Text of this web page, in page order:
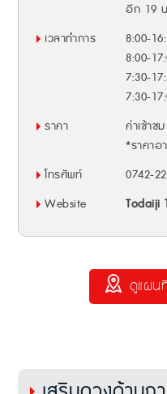
อีก 19
เวลาทำการ
8:00-
8:00-
7:30-
7:30-
ราคา
ค่าเข้าช
*ราคาอ
โทรศัพท์
0742-
Website
Todaiji
ดูแผน